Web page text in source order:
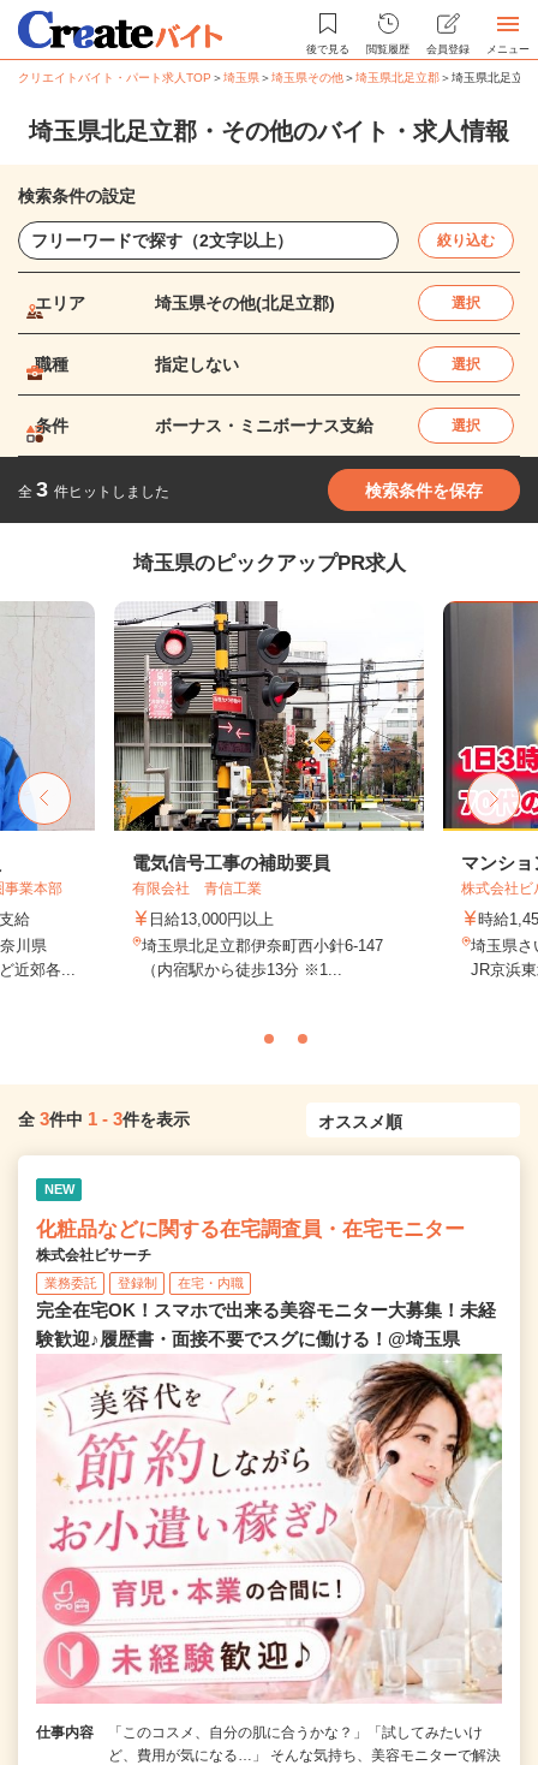
後で見る 閲覧履歴 会員登録 メニュー
クリエイトバイト・パート求人TOP ＞埼玉県＞埼玉県その他＞埼玉県北足立郡＞埼玉県北足立
埼玉県北足立郡・その他のバイト・求人情報
検索条件の設定
絞り込む
エリア 埼玉県その他(北足立郡) 選択
職種 指定しない 選択
条件 ボーナス・ミニボーナス支給 選択
全 3 件ヒットしました 検索条件を保存
埼玉県のピックアップPR求人
業本部
給
川県
近郊各...
電気信号工事の補助要員
有限会社 青信工業
日給13,000円以上
埼玉県北足立郡伊奈町西小針6-147
（内宿駅から徒歩13分 ※1...
マンシ
株式会社
時給
埼玉県さ
JR京浜
全 3件中 1 - 3件を表示
NEW
化粧品などに関する在宅調査員・在宅モニター
株式会社ビサーチ
業務委託 登録制 在宅・内職
完全在宅OK！スマホで出来る美容モニター大募集！未経
験歓迎♪履歴書・面接不要でスグに働ける！@埼玉県
仕事内容
「このコスメ、自分の肌に合うかな？」「試してみたいけ
ど、費用が気になる…」 そんな気持ち、美容モニターで解決